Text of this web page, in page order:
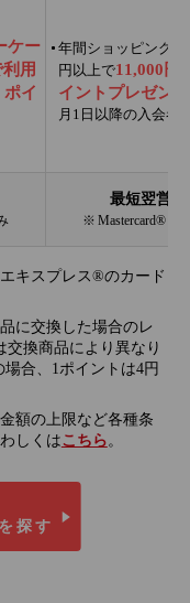
ケー
用
イ
年間ショッピング利
円以上で11,000円
イントプレゼント
月1日以降の入会者
最短翌営業
※ Mastercard®と
キスプレス®のカード
に交換した場合のレ
交換商品により異なり
合、1ポイントは4円
額の上限など各種条
しくはこちら。
探す